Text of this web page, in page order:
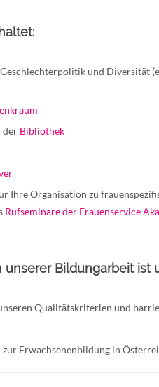
Geschlechterpolitik und Diversität
der Bibliothek
Ihre Organisation zu
Rufseminare der Frauenservice
Bildungarbeit ist
Qualitätskriterien und
Erwachsenenbildung in